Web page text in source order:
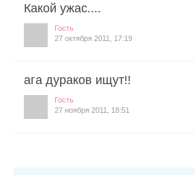
Какой ужас....
Гость
27 октября 2011, 17:19
ага дураков ищут!!
Гость
27 ноября 2011, 18:51